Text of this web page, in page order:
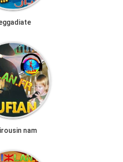
nam